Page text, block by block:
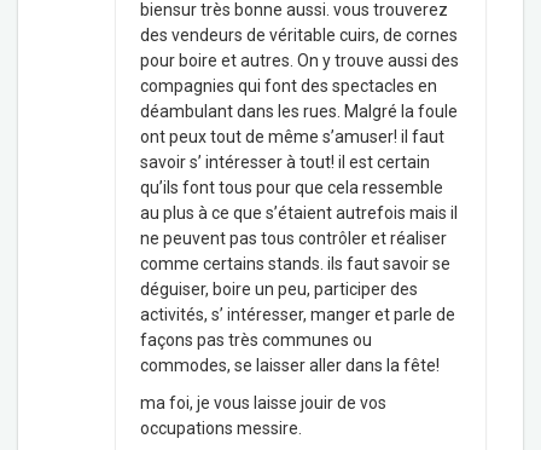
biensur très bonne aussi. vous trouverez
des vendeurs de véritable cuirs, de cornes
pour boire et autres. On y trouve aussi des
compagnies qui font des spectacles en
déambulant dans les rues. Malgré la foule
ont peux tout de même s’amuser! il faut
savoir s’ intéresser à tout! il est certain
qu’ils font tous pour que cela ressemble
au plus à ce que s’étaient autrefois mais il
ne peuvent pas tous contrôler et réaliser
comme certains stands. ils faut savoir se
déguiser, boire un peu, participer des
activités, s’ intéresser, manger et parle de
façons pas très communes ou
commodes, se laisser aller dans la fête!
ma foi, je vous laisse jouir de vos
occupations messire.